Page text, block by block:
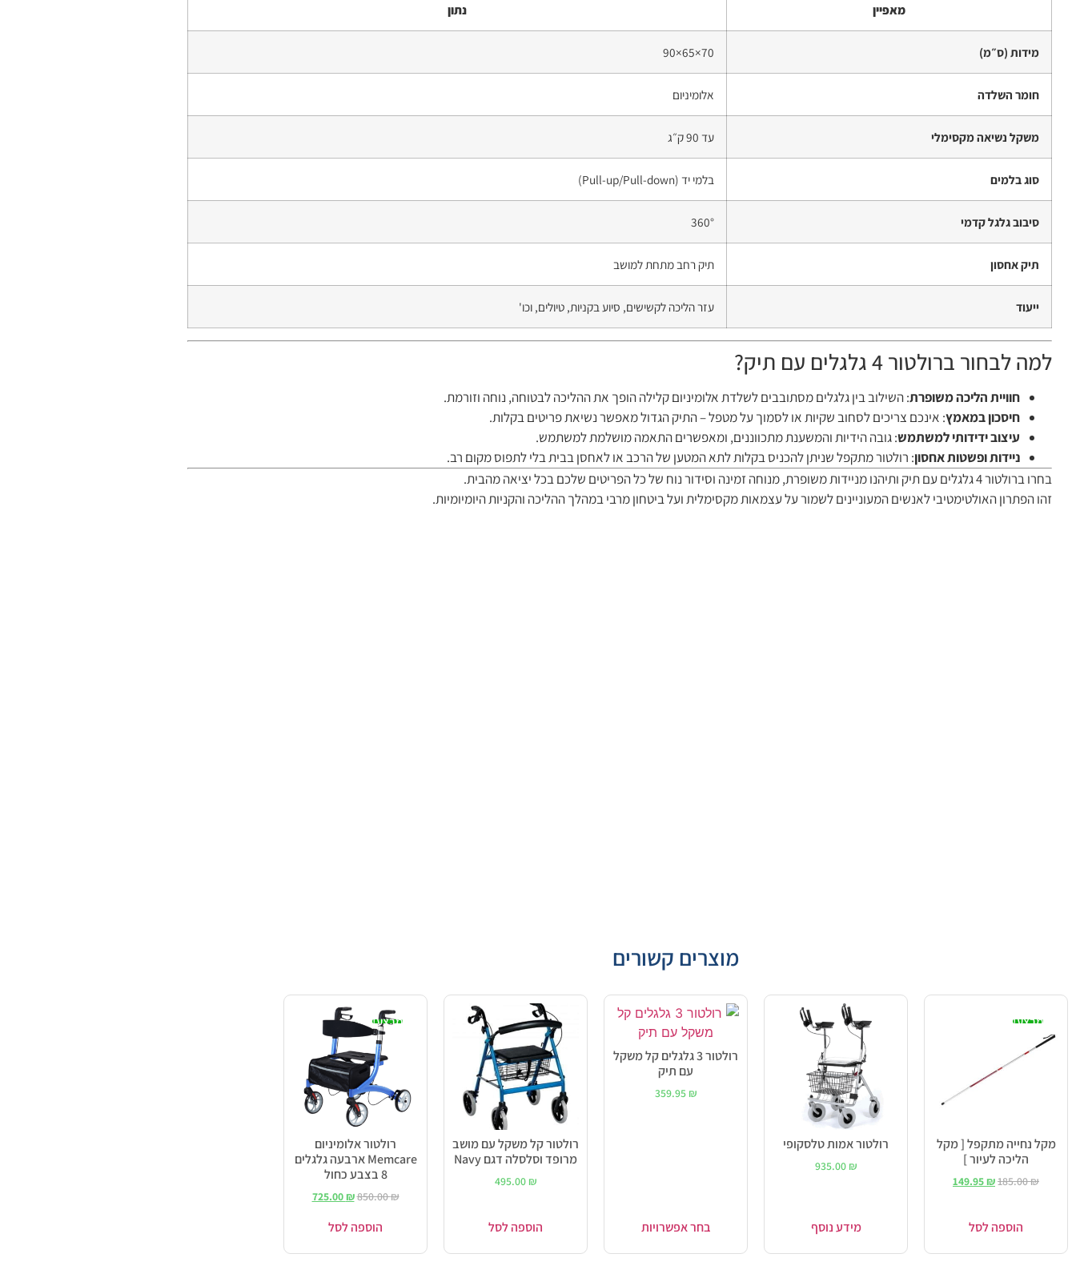
מאפיין נתון
מידות (ס״מ) 70×65×90
חומר השלדה אלומיניום
משקל נשיאה מקסימלי עד 90 ק״ג
סוג בלמים בלמי יד (Pull-up/Pull-down)
סיבוב גלגל קדמי 360°
תיק אחסון תיק רחב מתחת למושב
ייעוד עזר הליכה לקשישים, סיוע בקניות, טיולים, וכו'
למה לבחור ברולטור 4 גלגלים עם תיק?
חוויית הליכה משופרת: השילוב בין גלגלים מסתובבים לשלדת אלומיניום קלילה הופך את ההליכה לבטוחה, נוחה וזורמת.
חיסכון במאמץ: אינכם צריכים לסחוב שקיות או לסמוך על מטפל – התיק הגדול מאפשר נשיאת פריטים בקלות.
עיצוב ידידותי למשתמש: גובה הידיות והמשענת מתכווננים, ומאפשרים התאמה מושלמת למשתמש.
ניידות ופשטות אחסון: רולטור מתקפל שניתן להכניס בקלות לתא המטען של הרכב או לאחסן בבית בלי לתפוס מקום רב.
בחרו ברולטור 4 גלגלים עם תיק ותיהנו מניידות משופרת, מנוחה זמינה וסידור נוח של כל הפריטים שלכם בכל יציאה מהבית.
זהו הפתרון האולטימטיבי לאנשים המעוניינים לשמור על עצמאות מקסימלית ועל ביטחון מרבי במהלך ההליכה והקניות היומיומיות.
מוצרים קשורים
מבצע!
מקל נחייה מתקפל [ מקל
הליכה לעיור ]
185.00₪
149.95₪
הוספה לסל
רולטור אמות טלסקופי
935.00 ₪
מידע נוסף
רולטור 3 גלגלים קל משקל
עם תיק
359.95 ₪
בחר אפשרויות
רולטור קל משקל עם מושב
מרופד וסלסלה דגם Navy
495.00 ₪
הוספה לסל
מבצע!
רולטור אלומיניום
Memcare ארבעה גלגלים
8 בצבע כחול
850.00₪
725.00₪
הוספה לסל